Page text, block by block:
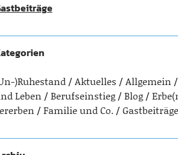
)Ruhestand Aktuelles Allgemein
Leben
Berufseinstieg Blog
Familie und Co. Gastbeiträge